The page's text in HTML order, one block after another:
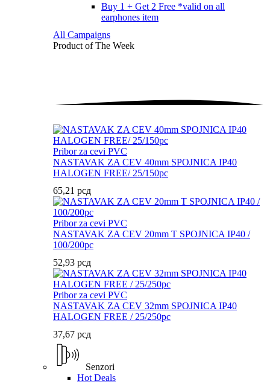
Buy 1 + Get 2 Free *valid on all
earphones item
All Campaigns
Product of The Week
Pribor za cevi PVC
NASTAVAK ZA CEV 40mm SPOJNICA IP40
HALOGEN FREE/ 25/150pc
65,21 рсд
Pribor za cevi PVC
NASTAVAK ZA CEV 20mm T SPOJNICA IP40 /
100/200pc
52,93 рсд
Pribor za cevi PVC
NASTAVAK ZA CEV 32mm SPOJNICA IP40
HALOGEN FREE / 25/250pc
37,67 рсд
Senzori
Hot Deals